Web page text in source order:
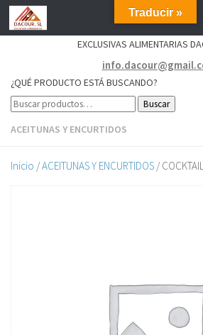
EXCLUSIVAS ALIMENTARIAS
¿QUÉ PRODUCTO ESTÁ BUSCANDO?
Buscar
ACEITUNAS Y ENCURTIDOS
Inicio /ACEITUNAS Y ENCURTIDOS /
Traducir »